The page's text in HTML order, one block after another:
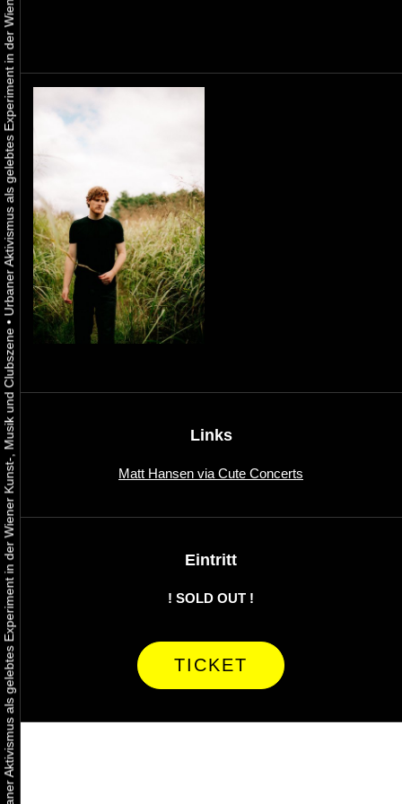
Urbaner Aktivismus als gelebtes Experiment in der Wiener Kunst-, Musik und Clubszene
•
Links
Matt Hansen via Cute Concerts
Eintritt
! SOLD OUT !
TICKET